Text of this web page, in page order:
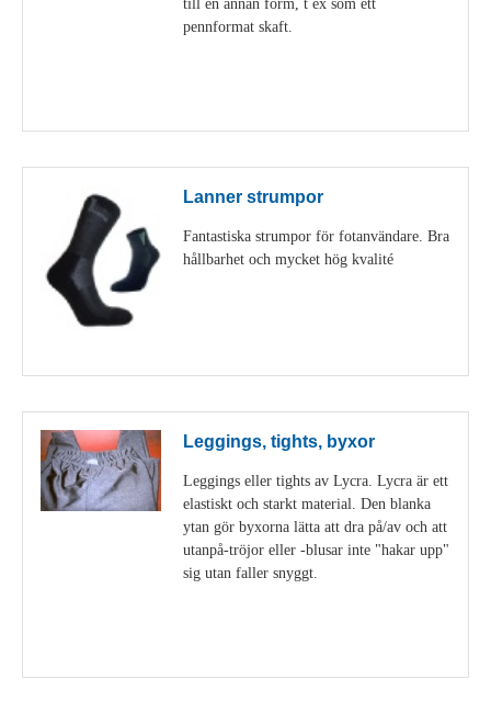
pennformat skaft.
Lanner strumpor
Fantastiska strumpor för fotanvändare. Bra
hållbarhet och mycket hög kvalité
Leggings, tights, byxor
Leggings eller tights av Lycra. Lycra är ett
elastiskt och starkt material. Den blanka
ytan gör byxorna lätta att dra på/av och att
utanpå-tröjor eller -blusar inte "hakar upp"
sig utan faller snyggt.